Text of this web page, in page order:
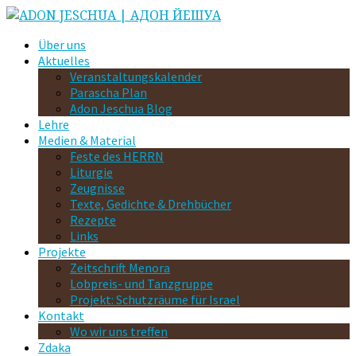
Über uns
Aktuelles
Veranstaltungskalender
Parascha Plan
Adon Jeschua Blog
Lehre
Medien & Material
Feste des HERRN
Liturgie
Zeugnisse
Texte, Gedichte & Drehbücher
Rezepte
Links
Projekte
Zeitschrift Menora
Lobpreis- und Tanzgruppe
Projekt: Schutzräume für Israel
Kontakt
Wo wir uns treffen
Zdaka